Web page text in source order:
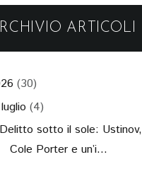
ARTICOLI
(30)
luglio (4)
Delitto sotto il sole: Ustinov,
Cole Porter e un’i...